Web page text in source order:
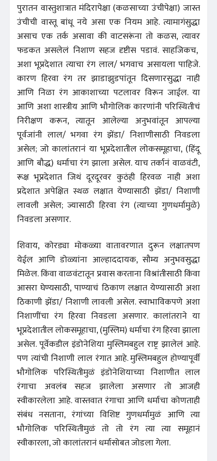
पुरातन वास्तुशात्रात मंदिरापेक्षा (कळसाच्या उंचीपेक्षा) जास्त
उंचीची वास्तू बांधू नये असा एक नियम आहे. त्यामागंसुद्धा
असाच एक तर्क असावा की वाटसरूंना तो कळस, त्यावर
फडकत असलेलं निशाण सहज दृष्टीस पडावं. साहजिकच,
अशा भूप्रदेशात त्याचा रंग लाल/ भगवाच असायला पाहिजे.
कारण हिरवा रंग तर झाडाझुडपांतून दिसणारसुद्धा नाही
आणि निळा रंग आकाशाच्या पटलावर विरून जाईल. या
आणि अशा शास्त्रीय आणि भौगोलिक कारणांनी परिस्थितीचं
निरीक्षण करून, त्यातून आलेल्या अनुभवांतून आपल्या
पूर्वजांनी लाल/ भगवा रंग झेंडा/ निशाणीसाठी निवडला
असेल; जो कालांतरानं या भूप्रदेशातील लोकसमूहाचा, (हिंदू
आणि बौद्ध) धर्माचा रंग झाला असेल. याच तर्कानं वाळवंटी,
रूक्ष भूप्रदेशात जिथं दूरदूरवर कुठंही हिरवळ नाही अशा
प्रदेशात अपेक्षित स्थळ लक्षात येण्यासाठी झेंडा/ निशाणी
लावली असेल; ज्यासाठी हिरवा रंग (त्याच्या गुणधर्मामुळे)
निवडला असणार.
शिवाय, कोरड्या मोकळ्या वातावरणात दुरून लक्षातपण
येईल आणि डोळ्यांना आल्हाददायक, सौम्य अनुभवसुद्धा
मिळेल. किंवा वाळवंटातून प्रवास करताना विश्रांतीसाठी किंवा
आसरा घेण्यसाठी, पाण्याचं ठिकाण लक्षात येण्यासाठी अशा
ठिकाणी झेंडा/ निशाणी लावली असेल. स्वाभाविकपणे अशा
निशाणींचा रंग हिरवा निवडला असणार. कालांतराने या
भूप्रदेशातील लोकसमूहाचा, (मुस्लिम) धर्माचा रंग हिरवा झाला
असेल. पूर्वेकडील इंडोनेशिया मुस्लिमबहुल राष्ट्र झालेलं आहे.
पण त्यांची निशाणी लाल रंगात आहे. मुस्लिमबहुल होण्यापूर्वी
भौगोलिक परिस्थितीमुळं इंडोनेशियाच्या निशाणीत लाल
रंगाचा अवलंब सहज झालेला असणार तो आजही
स्वीकारलेला आहे. वास्तवात रंगाचा आणि धर्माचा कोणताही
संबंध नसताना, रंगांच्या विशिष्ट गुणधर्मामुळं आणि त्या
भौगोलिक परिस्थितीमुळं तो तो रंग त्या त्या समूहानं
स्वीकारला, जो कालांतरानं धर्मासोबत जोडला गेला.